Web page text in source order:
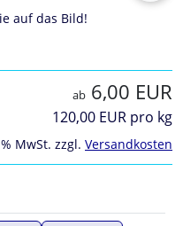
auf das Bild!
ab 6,00 EUR
120,00 EUR pro kg
MwSt. zzgl. Versandkosten